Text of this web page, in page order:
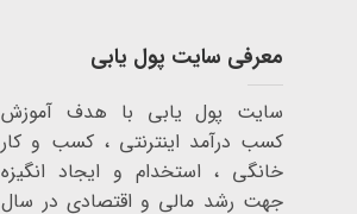
معرفی سایت پول یابی
سایت پول یابی با هدف آموزش
کسب درآمد اینترنتی ، کسب و کار
خانگی ، استخدام و ایجاد انگیزه
جهت رشد مالی و اقتصادی در سال